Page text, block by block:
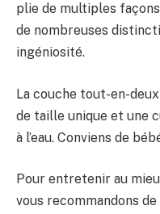
plie de multiples
de nombreuses
ingéniosité.
La couche tout-en-deux
de taille unique et une
à l’eau. Conviens de
Pour entretenir au
vous recommandons